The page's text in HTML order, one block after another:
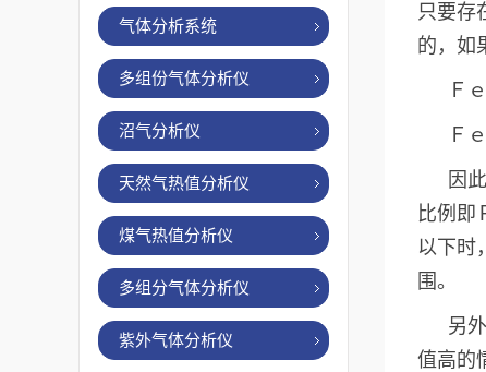
气体分析系统
多组份气体分析仪
沼气分析仪
天然气热值分析仪
煤气热值分析仪
多组分气体分析仪
紫外气体分析仪
只要存
的，如
Ｆ
Ｆ
因
比例即
以下时
围。
另
值高的